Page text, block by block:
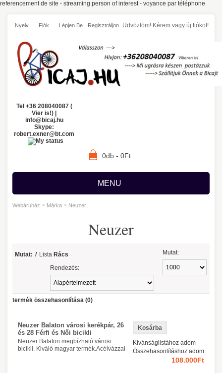
referencement de site - streaming person of interest- voyance par téléphone
Nyelv Fiók Üdvözlöm! Kérem
Lépjen Be vagy
Regisztráljon új fiókot!
Tel +36 208040087 (
Vier is!) |
info@bicaj.hu
Skype:
robert.exner@bt.com
0db - 0Ft
MENU
Webáruház > Márka > Neuzer
Neuzer
Mutat: Lista
/ Rács Mutat:
Rendezés:
termék összehasonlítása (0)
Kívánságlistához adom
Összehasonlításhoz adom
108.000Ft
Neuzer Balaton városi kerékpár, 26
és 28 Férfi és Női bicikli
Neuzer Balaton megbízható városi
bicikli. Kiváló magyar termék.Acélvázzal